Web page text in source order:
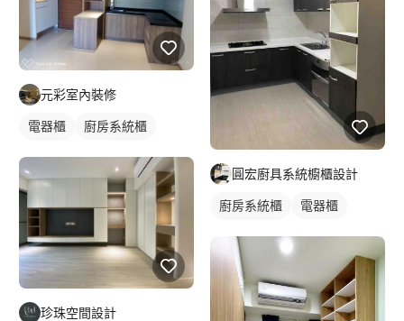
元彩室內裝修
電器櫃
廚房系統櫃
珍珠空間設計
圓宏廚具系統櫥櫃設計
廚房系統櫃
電器櫃